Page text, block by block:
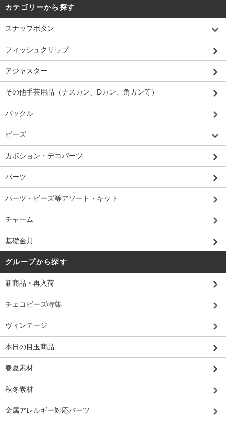
カテゴリーから探す
スナップボタン
フィッシュクリップ
アジャスター
その他手芸用品（ナスカン、Dカン、角カン等）
バックル
ビーズ
カボション・デコパーツ
パーツ
パーツ・ビーズ等アソート・キット
チャーム
基礎金具
グループから探す
新商品・再入荷
チェコビーズ特集
ヴィンテージ
本日の目玉商品
春夏素材
秋冬素材
金属アレルギー対応パーツ